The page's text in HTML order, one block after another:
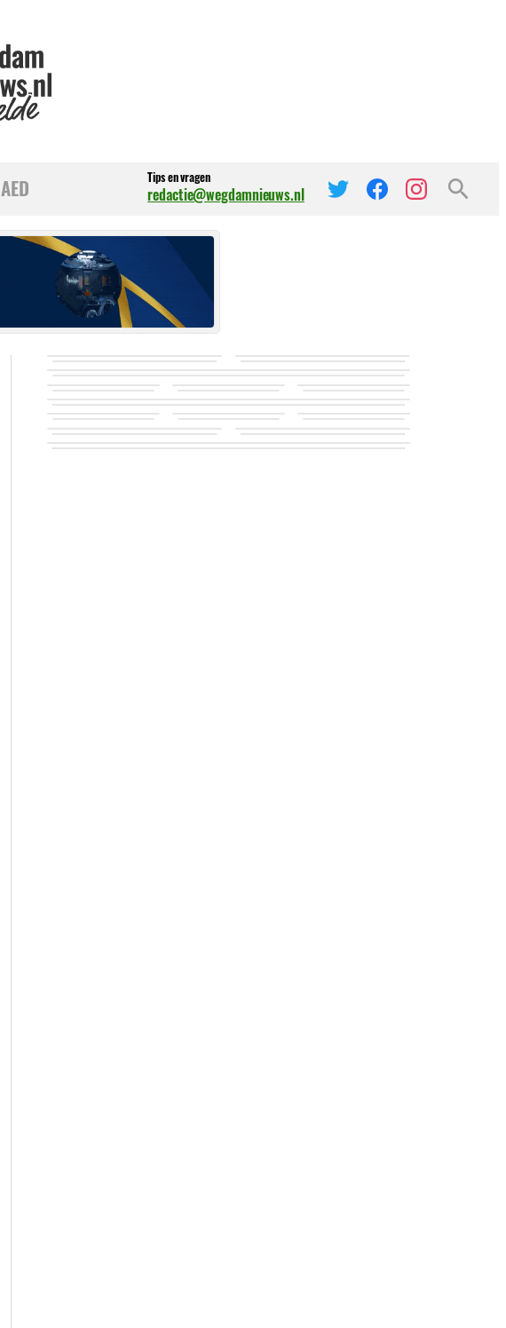
AED Tips en vragen
redactie@wegdamnieuws.nl